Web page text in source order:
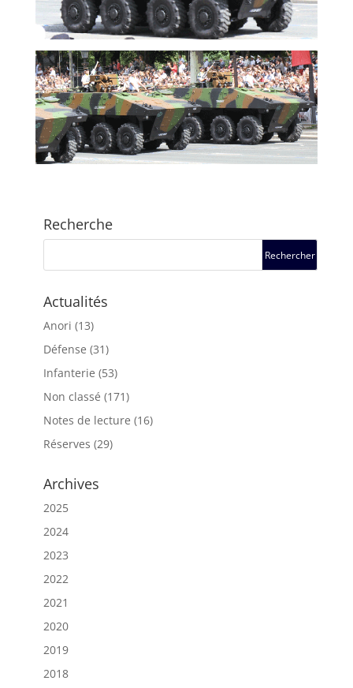
Recherche
Actualités
Anori (13)
Défense (31)
Infanterie (53)
Non classé (171)
Notes de lecture (16)
Réserves (29)
Archives
2025
2024
2023
2022
2021
2020
2019
2018